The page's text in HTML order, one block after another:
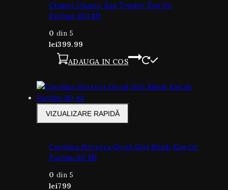
Chanel Chance Eau Tendre Eau De
Parfum 100 Ml
0 din 5
lei399.99
ADAUGA IN COS
VIZUALIZARE RAPIDĂ
Carolina Herrera Good Girl Blush Eau De
Parfum 80 Ml
0 din 5
lei799